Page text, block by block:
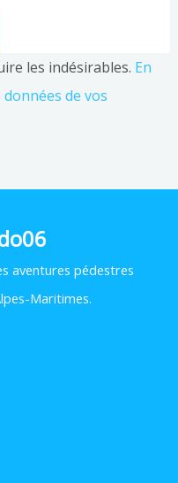
les indésirables. En
de vos
aventures pédestres
Maritimes.